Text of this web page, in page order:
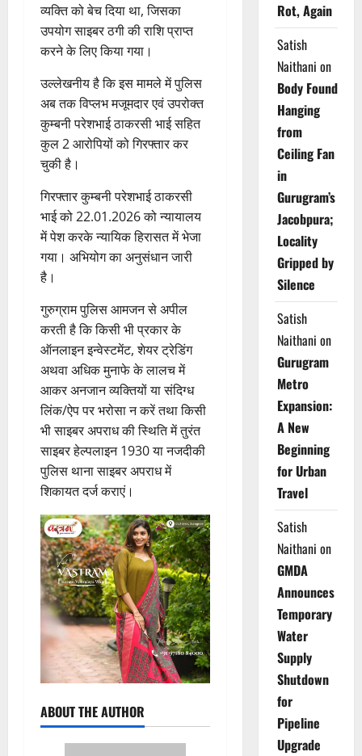
व्यक्ति को बेच दिया था, जिसका
उपयोग साइबर ठगी की राशि प्राप्त
करने के लिए किया गया।
उल्लेखनीय है कि इस मामले में पुलिस
अब तक विप्लभ मजूमदार एवं उपरोक्त
कुम्बनी परेशभाई ठाकरसी भाई सहित
कुल 2 आरोपियों को गिरफ्तार कर
चुकी है।
गिरफ्तार कुम्बनी परेशभाई ठाकरसी
भाई को 22.01.2026 को न्यायालय
में पेश करके न्यायिक हिरासत में भेजा
गया। अभियोग का अनुसंधान जारी
है।
गुरुग्राम पुलिस आमजन से अपील
करती है कि किसी भी प्रकार के
ऑनलाइन इन्वेस्टमेंट, शेयर ट्रेडिंग
अथवा अधिक मुनाफे के लालच में
आकर अनजान व्यक्तियों या संदिग्ध
लिंक/ऐप पर भरोसा न करें तथा किसी
भी साइबर अपराध की स्थिति में तुरंत
साइबर हेल्पलाइन 1930 या नजदीकी
पुलिस थाना साइबर अपराध में
शिकायत दर्ज कराएं।
ABOUT THE AUTHOR
Rot, Again
Satish
Naithani on
Body Found
Hanging
from
Ceiling Fan
in
Gurugram’s
Jacobpura;
Locality
Gripped by
Silence
Satish
Naithani on
Gurugram
Metro
Expansion:
A New
Beginning
for Urban
Travel
Satish
Naithani on
GMDA
Announces
Temporary
Water
Supply
Shutdown
for
Pipeline
Upgrade